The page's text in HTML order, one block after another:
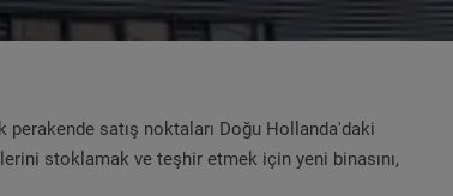
satış noktaları Doğu Hollanda'daki
stoklamak ve teşhir etmek için yeni binasını,